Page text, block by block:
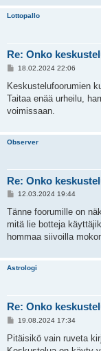
Lottopallo
Re: Onko
V
e
t
i
18.02.2024 22:06
Keskustelufoorumien
Taitaa enää urheilu,
voimissaan.
Observer
Re: Onko
V
e
t
i
12.03.2024 19:44
Tänne foorumille on
mitä lie botteja
hommaa siivoilla
Astrologi
Re: Onko
V
e
19.08.2024 17:34
Pitäisikö vain ruveta